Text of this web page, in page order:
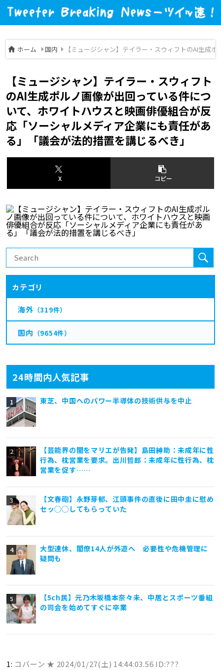
ホーム 国内 【ミュージシャン】テイラー・スウィフトのAI生成
24時間内人気記事
東芝、中国へのパワー半導体の技術供与を中止
【芸能界の闇をマリエが告発】島田紳助：未成年に性
行為、枕営業を要求。出川哲郎：未成年に性行為、枕
営業を促す……
【文春砲】永野芽郁、江頭事件の直後に田中圭に慰め
セッ◯◯してもらっていた
大型連休、閣僚14人が外遊へ 必要性や危機管理に
疑問も
【5ch民】元乃木坂橋本奈々未、中居とスポーツ番組
の司会を始めてすぐに卒業
1: コバーン ★ 2024/01/27(土) 14:44:03.56 ID:???
【ミュージシャン】テイラー・スウィフト
のAI生成ポルノ画像が出回っている件につ
いて、ホワイトハウスと映画俳優組合が反
応「ソーシャルメディア企業にも責任があ
る」「議会が法的措置を講じるべき」
X コピー
カテゴリ
海外 （319件）
国内 （9654件）